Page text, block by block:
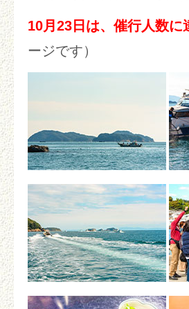
10月23日は、催行人数
ージです）